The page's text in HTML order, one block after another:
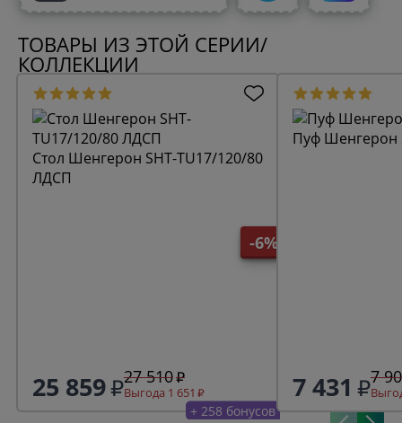
ТОВАРЫ ИЗ ЭТОЙ СЕРИИ/
КОЛЛЕКЦИИ
-6%
Стол Шенгерон SHT-TU17/120/80
ЛДСП
25 859 27 510
Выгода 1 651
+ 258 бонусов
Пуф Шенгерон
7 431 7